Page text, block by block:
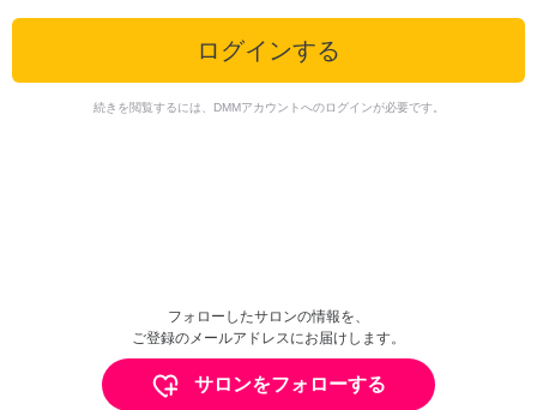
ログインする
続きを閲覧するには、DMMアカウントへのログインが必要です。
フォローしたサロンの情報を、
ご登録のメールアドレスにお届けします。
サロンをフォローする